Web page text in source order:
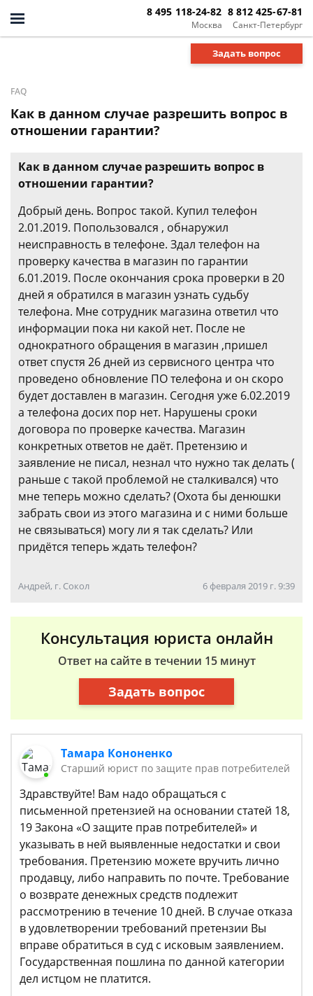
Москва
8 495 118-24-82
Санкт-Петербург
8 812 425-67-81
Задать вопрос
FAQ
Как в данном случае разрешить вопрос в
отношении гарантии?
Как в данном случае разрешить вопрос в
отношении гарантии?
Добрый день. Вопрос такой. Купил телефон
2.01.2019. Попользовался , обнаружил
неисправность в телефоне. Здал телефон на
проверку качества в магазин по гарантии
6.01.2019. После окончания срока проверки в 20
дней я обратился в магазин узнать судьбу
телефона. Мне сотрудник магазина ответил что
информации пока ни какой нет. После не
однократного обращения в магазин ,пришел
ответ спустя 26 дней из сервисного центра что
проведено обновление ПО телефона и он скоро
будет доставлен в магазин. Сегодня уже 6.02.2019
а телефона досих пор нет. Нарушены сроки
договора по проверке качества. Магазин
конкретных ответов не даёт. Претензию и
заявление не писал, незнал что нужно так делать (
раньше с такой проблемой не сталкивался) что
мне теперь можно сделать? (Охота бы денюшки
забрать свои из этого магазина и с ними больше
не связываться) могу ли я так сделать? Или
придётся теперь ждать телефон?
Андрей, г. Сокол 6 февраля 2019 г. 9:39
Консультация юриста онлайн
Ответ на сайте в течении 15 минут
Задать вопрос
Тамара Кононенко
Старший юрист по защите прав потребителей
Здравствуйте! Вам надо обращаться с
письменной претензией на основании статей 18,
19 Закона «О защите прав потребителей» и
указывать в ней выявленные недостатки и свои
требования. Претензию можете вручить лично
продавцу, либо направить по почте. Требование
о возврате денежных средств подлежит
рассмотрению в течение 10 дней. В случае отказа
в удовлетворении требований претензии Вы
вправе обратиться в суд с исковым заявлением.
Государственная пошлина по данной категории
дел истцом не платится.